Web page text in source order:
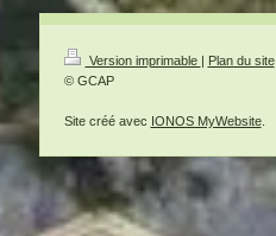
Version imprimable | Plan du site
© GCAP
Site créé avec IONOS MyWebsite.